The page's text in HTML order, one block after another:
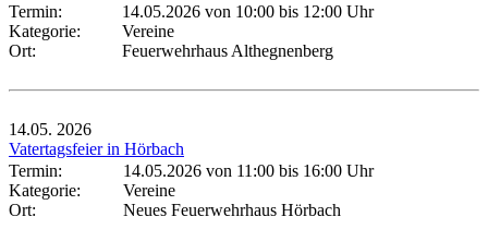
Termin:
14.05.2026 von 10:00 bis 12:00 Uhr
Kategorie:
Vereine
Ort:
Feuerwehrhaus Althegnenberg
14.05. 2026
Vatertagsfeier in Hörbach
Termin:
14.05.2026 von 11:00 bis 16:00 Uhr
Kategorie:
Vereine
Ort:
Neues Feuerwehrhaus Hörbach